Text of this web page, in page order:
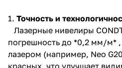
1. Точность и
Лазерные нивелиры
погрешность до *0,2 мм/м*
лазером (например, Neo
красных, что улучшает